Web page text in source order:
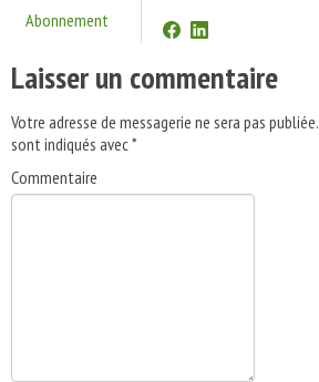
Abonnement
Laisser un commentaire
Votre adresse de messagerie ne sera pas publiée.
sont indiqués avec*
Commentaire